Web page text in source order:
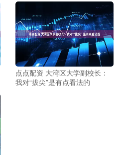
点点配资 大湾区大学副校长：
我对“拔尖”是有点看法的